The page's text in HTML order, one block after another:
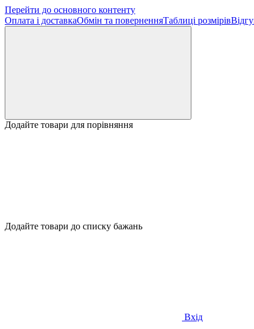
Перейти до основного контенту
Оплата і доставкаОбмін та поверненняТаблиці розмірів
Додайте товари для порівняння
Додайте товари до списку бажань
Вхід